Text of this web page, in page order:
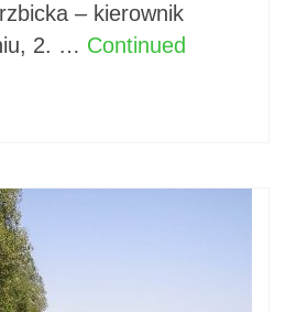
– kierownik
2. … Continued